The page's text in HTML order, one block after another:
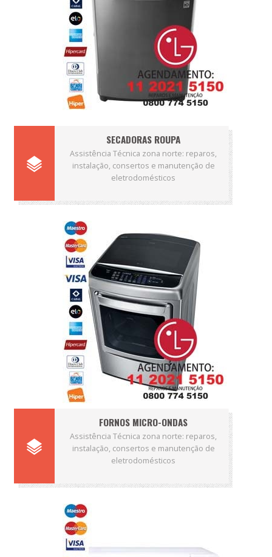
SECADORAS ROUPA
Assistência Técnica zona norte: reparos,
instalação, consertos e manutenção de
eletrodomésticos
FORNOS MICRO-ONDAS
Assistência Técnica zona norte: reparos,
instalação, consertos e manutenção de
eletrodomésticos